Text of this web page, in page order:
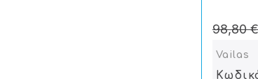
98,80 €
Vailas